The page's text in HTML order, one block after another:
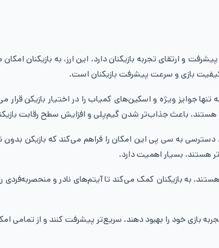
و ارتقای تجربه بازیکنان دارد. این ارز، به بازیکنان
کیفیت بازی و سرعت پیشرفت بازیکنان است.
جوایز ویژه و اسکین‌های کمیاب را در اختیار بازیکن قرار
هستند، باعث جذاب‌تر شدن گیم‌پلی و افزایش سطح رقابت
به سی پی این امکان را فراهم می‌کند که بازیکن بدون
هستند، بسیار اهمیت دارد.
کمک می‌کند تا آیتم‌های نادر و منحصر‌به‌فردی را به
بازی خود را بهبود دهند، سریع‌تر پیشرفت کنند و از تمامی